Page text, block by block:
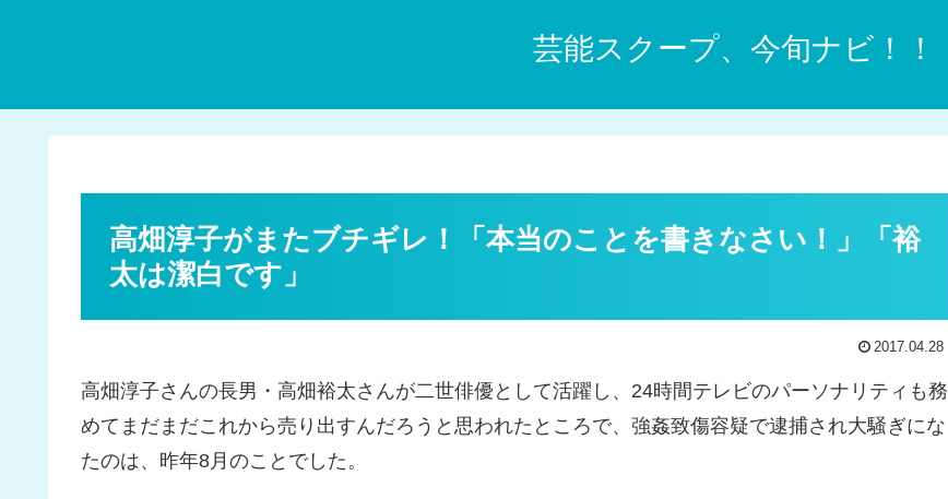
芸能スクープ、今旬ナビ！！
高畑淳子がまたブチギレ！「本当のことを書きなさい！」「裕
太は潔白です」
2017.04.28
高畑淳子さんの長男・高畑裕太さんが二世俳優として活躍し、24時間テレビのパーソナリティも務
めてまだまだこれから売り出すんだろうと思われたところで、強姦致傷容疑で逮捕され大騒ぎにな
たのは、昨年8月のことでした。